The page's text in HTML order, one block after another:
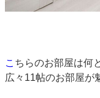
こ ちらのお部屋は何
広々11帖のお部屋が